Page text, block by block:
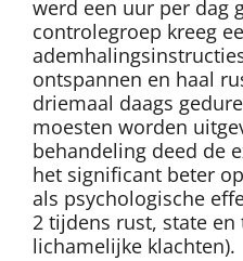
werd een uur per dag
controlegroep kreeg
ontspannen en haal
driemaal daags
moesten worden
behandeling deed de
het significant beter
als psychologische
2 tijdens rust, state en
lichamelijke klachten).